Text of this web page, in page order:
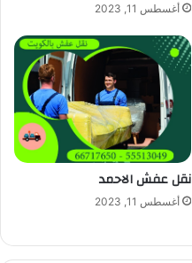
أغسطس 11, 2023
نقل عفش الاحمد
أغسطس 11, 2023